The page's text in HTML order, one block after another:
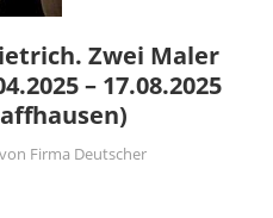
Zwei Maler
– 17.08.2025
von Firma Deutscher